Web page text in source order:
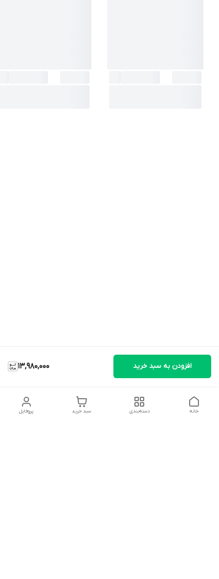
13,980,000 افزودن به سبد خرید
پروفایل سبد خرید دسته‌بندی خانه